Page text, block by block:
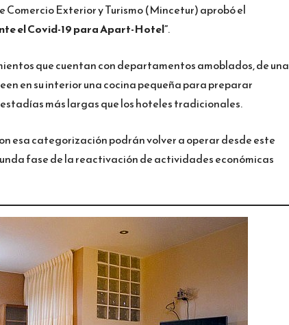
Comercio Exterior y Turismo (Mincetur) aprobó el
el Covid-19 para Apart-Hotel”.
que cuentan con departamentos amoblados, de una
en su interior una cocina pequeña para preparar
más largas que los hoteles tradicionales.
esa categorización podrán volver a operar desde este
fase de la reactivación de actividades económicas